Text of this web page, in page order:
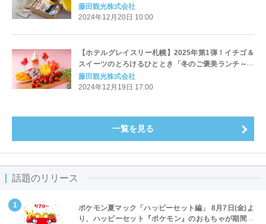
提供開始
藤田観光株式会社
2024年12月20日 10:00
【ホテルグレイスリー札幌】2025年第1弾！イチゴ＆
スイーツのとろけるひととき「冬のご褒美ランチ～フ
ルーツ＆スイーツビュッフェ」
藤田観光株式会社
2024年12月19日 17:00
一覧を見る
話題のリリース
ポケモン夏マック「ハッピーセット編」 8月7日(金)よ
り、ハッピーセット『ポケモン』のおもちゃが期間限